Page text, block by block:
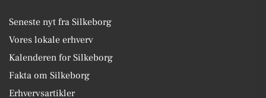
Seneste nyt fra Silkeborg
Vores lokale erhverv
Kalenderen for Silkeborg
Fakta om Silkeborg
Erhvervsartikler